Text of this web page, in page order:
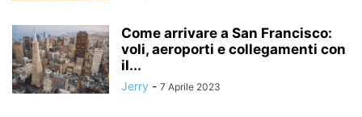
Come arrivare a San Francisco:
voli, aeroporti e collegamenti con
il...
Jerry - 7 Aprile 2023